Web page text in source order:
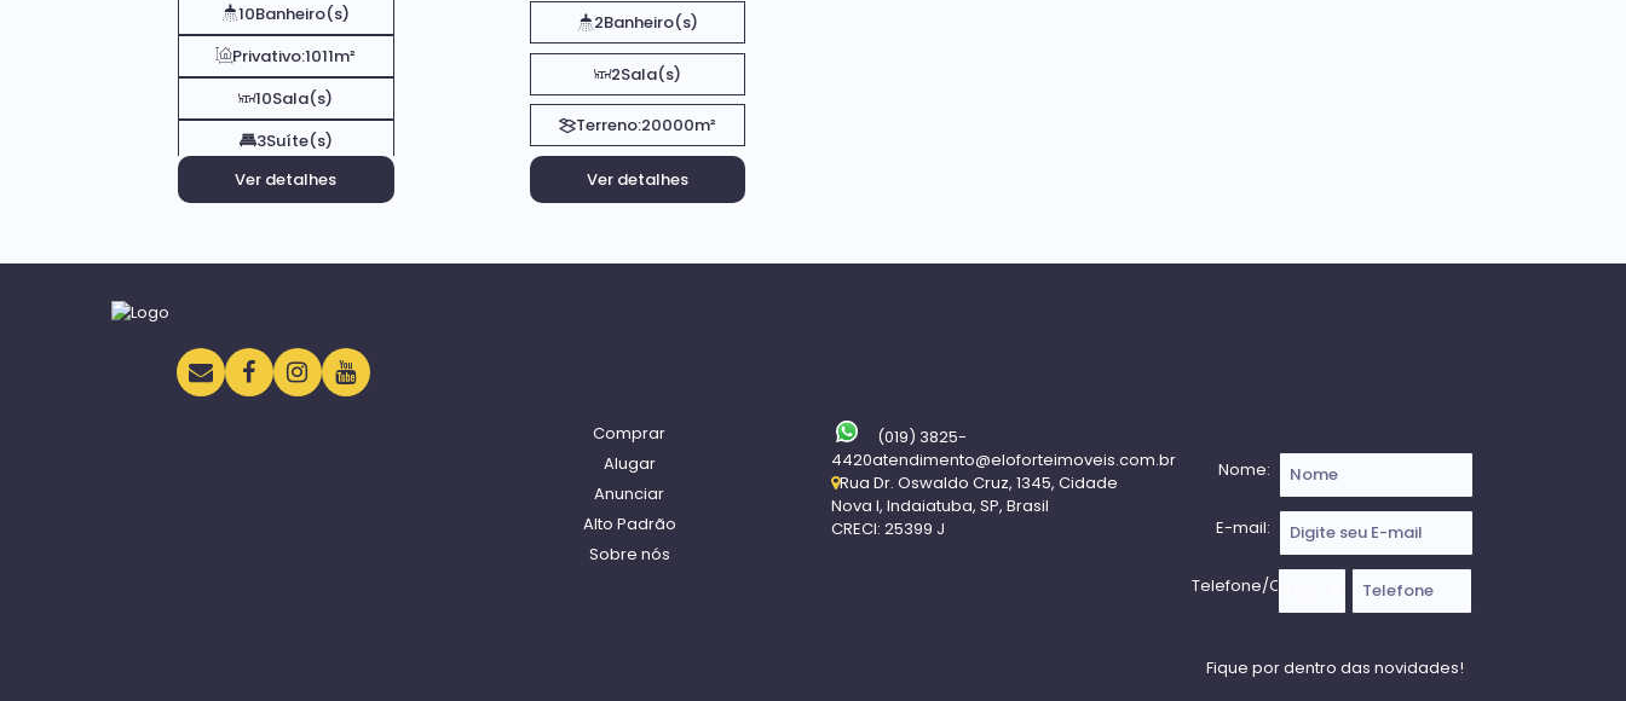
10Banheiro(s)
Privativo:1011m²
10Sala(s)
3Suíte(s)
Ver detalhes
2Banheiro(s)
2Sala(s)
Terreno:20000m²
Ver detalhes
Comprar
Alugar
Anunciar
Alto Padrão
Sobre nós
(019) 3825-
4420atendimento@eloforteimoveis.com.br
Rua Dr. Oswaldo Cruz, 1345, Cidade
Nova I, Indaiatuba, SP, Brasil
CRECI: 25399 J
Nome:
E-mail:
Telefone/Celular: